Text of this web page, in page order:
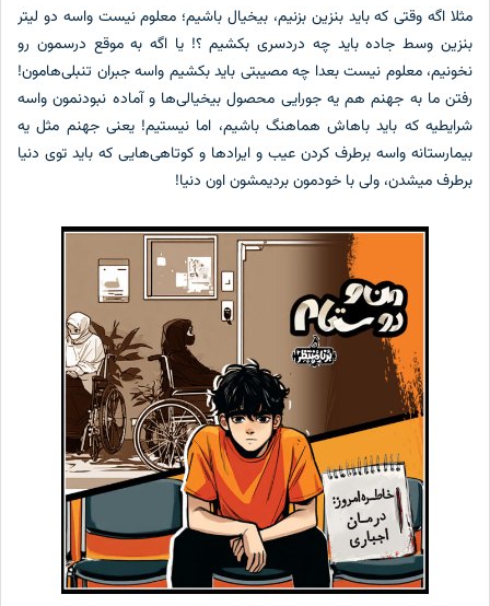
اگه وقتی که باید بنزین بزنیم، بیخیال باشیم؛ معلوم نیست واسه دو لیتر
وسط جاده باید چه دردسری بکشیم ؟! یا اگه به موقع درسمون رو
معلوم نیست بعدا چه مصیبتی باید بکشیم واسه جبران تنبلی‌هامون!
ما به جهنم هم یه جورایی محصول بیخیالی‌ها و آماده نبودنمون واسه
که باید باهاش هماهنگ باشیم، اما نیستیم! یعنی جهنم مثل یه
واسه برطرف کردن عیب‌ و ایرادها و کوتاهی‌هایی که باید توی دنیا
میشدن، ولی با خودمون بردیمشون اون دنیا!